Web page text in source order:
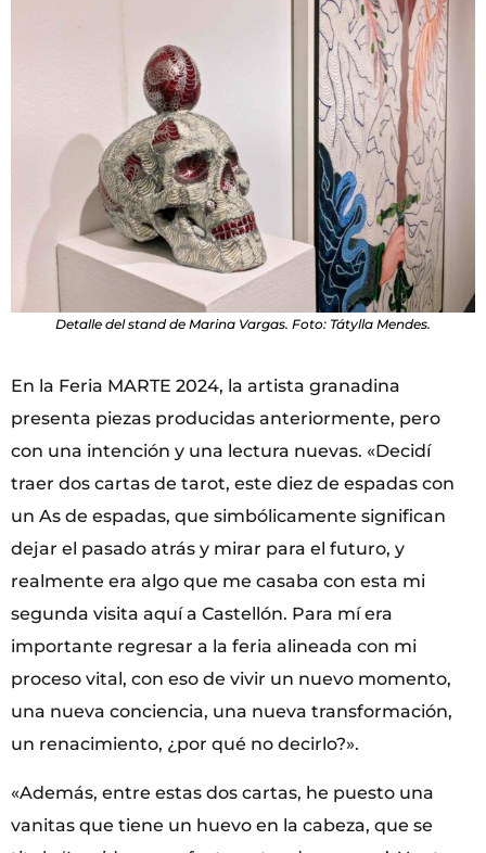
Detalle del stand de Marina Vargas. Foto: Tátylla Mendes.
En la Feria MARTE 2024, la artista granadina
presenta piezas producidas anteriormente, pero
con una intención y una lectura nuevas. «Decidí
traer dos cartas de tarot, este diez de espadas con
un As de espadas, que simbólicamente significan
dejar el pasado atrás y mirar para el futuro, y
realmente era algo que me casaba con esta mi
segunda visita aquí a Castellón. Para mí era
importante regresar a la feria alineada con mi
proceso vital, con eso de vivir un nuevo momento,
una nueva conciencia, una nueva transformación,
un renacimiento, ¿por qué no decirlo?».
«Además, entre estas dos cartas, he puesto una
vanitas que tiene un huevo en la cabeza, que se